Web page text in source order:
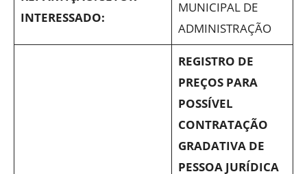
INTERESSADO:
MUNICIPAL DE
ADMINISTRAÇÃO
REGISTRO DE
PREÇOS PARA
POSSÍVEL
CONTRATAÇÃO
GRADATIVA DE
PESSOA JURÍDICA